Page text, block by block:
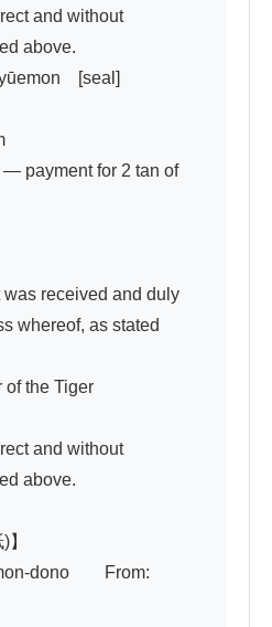
and without
above.
[seal]
payment for 2 tan of
received and duly
whereof, as stated
of the Tiger
and without
above.
dono　　From: